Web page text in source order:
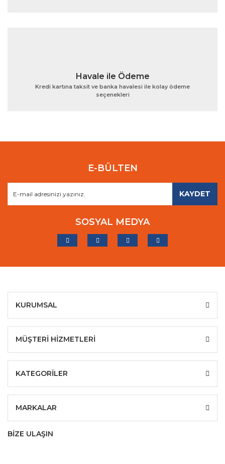
Havale ile Ödeme
Kredi kartına taksit ve banka havalesi ile kolay ödeme
seçenekleri
E-BÜLTEN
KAYDET
SOSYAL MEDYA
KURUMSAL
MÜŞTERİ HİZMETLERİ
KATEGORİLER
MARKALAR
BİZE ULAŞIN